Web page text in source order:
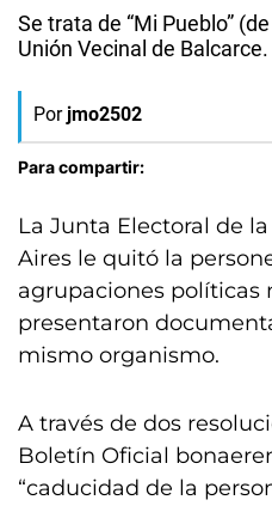
Se trata de “Mi Pueblo”
Unión Vecinal de Balcarce.
Por jmo2502
Para compartir:
La Junta Electoral de
Aires le quitó la
agrupaciones políticas
presentaron
mismo organismo.
A través de dos
Boletín Oficial
“caducidad de la